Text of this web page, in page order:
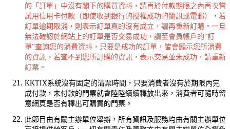
的「訂單」中沒有閣下的購買資料，請再於付款期限之內再次嘗
試用信用卡付款（即使收到銀行的授權成功的簡訊或電郵），若
訂單逾期取消，則表示訂單真的沒有成立，請再重新訂購。一旦
無法確認於網站上的訂單是否交易成功，請至會員帳戶的"訂
單"查詢您的消費資料，只要是成功的訂單，皆會顯示您所消費
的資訊，若查不到您所訂購的資訊，表示交易並未成功，請重新
訂票。
KKTIX系統沒有固定的清票時間，只要消費者沒有於期限內完
成付款，未付款的門票就會陸陸續續釋放出來，消費者可隨時留
意網頁是否有釋出可購買的門票。
此節目由有關主辦單位舉辦，所有資訊及服務均由有關主辦單位